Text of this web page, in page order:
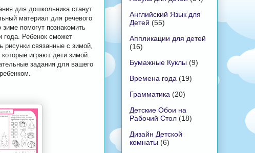
для дошкольника станут
материал для речевого
помогут познакомить
года. Ребенок сможет
рисунки связанные с зимой,
играют дети зимой.
задания для вашего
Английский Язык для
Детей (55)
Аппликации для детей
(16)
Бумажные Куклы (9)
Времена года (19)
Грамматика (20)
Детские Обои на
Рабочий Стол (18)
Дизайн Детской
комнаты (6)